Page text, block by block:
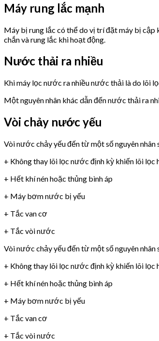
Máy rung lắc mạnh
Máy bị rung lắc có thể do vị trí đặt máy bị cập
chắn và rung lắc khi hoạt động.
Nước thải ra nhiều
Khi máy lọc nước ra nhiều nước thải là do lõi
Một nguyên nhân khác dẫn đến nước thải ra
Vòi chảy nước yếu
Vòi nước chảy yếu đến từ một số nguyên nhân
+ Không thay lõi lọc nước định kỳ khiến lõi
+ Hết khí nén hoặc thủng bình áp
+ Máy bơm nước bị yếu
+ Tắc van cơ
+ Tắc vòi nước
Vòi nước chảy yếu đến từ một số nguyên nhân
+ Không thay lõi lọc nước định kỳ khiến lõi
+ Hết khí nén hoặc thủng bình áp
+ Máy bơm nước bị yếu
+ Tắc van cơ
+ Tắc vòi nước